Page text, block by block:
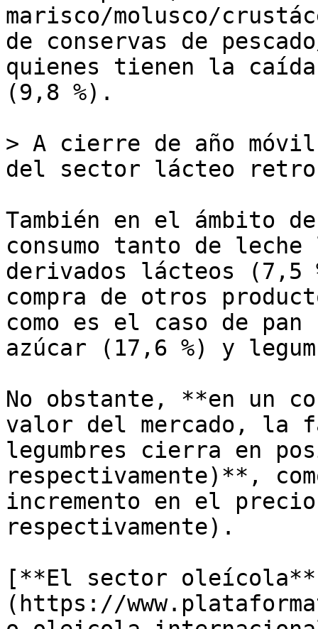
marisco/molusco/
de conservas de
quienes tienen la caída
(9,8 %).
> A cierre de año móvil
del sector lácteo
También en el ámbito
consumo tanto de
derivados lácteos (7,5
compra de otros
como es el caso de
azúcar (17,6 %) y
No obstante, **en un
valor del mercado, la
legumbres cierra en
respectivamente)**,
incremento en el
respectivamente).
[**El sector
(https://